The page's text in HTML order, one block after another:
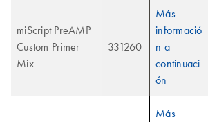
miScript PreAMP
Custom Primer
Mix
331260
Más
informació
n a
continuaci
ón
Más